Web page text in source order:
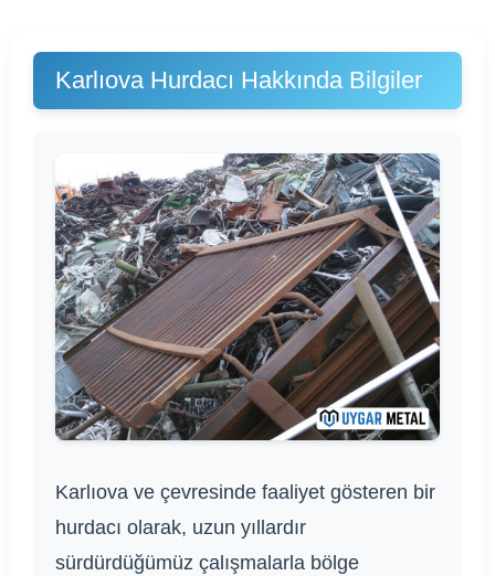
Karlıova Hurdacı Hakkında Bilgiler
Karlıova ve çevresinde faaliyet gösteren bir
hurdacı olarak, uzun yıllardır
sürdürdüğümüz çalışmalarla bölge